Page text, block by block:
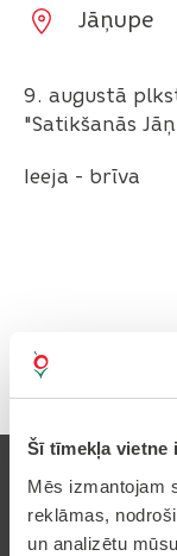
Šī tīmekļa vietne
Mēs izmantojam
reklāmas,
un analizētu
Jāņupe
9. augustā
"Satikšanās
Ieeja - brīva